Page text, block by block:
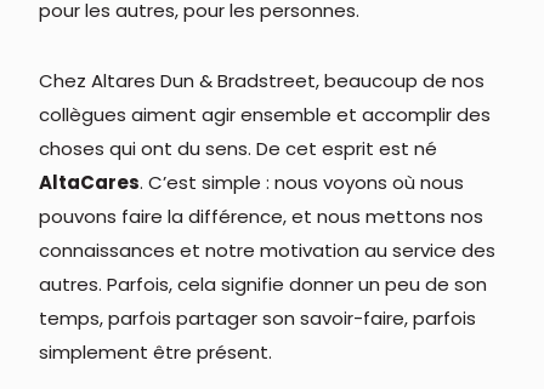
pour les autres, pour les personnes.
Chez Altares Dun & Bradstreet, beaucoup de nos
collègues aiment agir ensemble et accomplir des
choses qui ont du sens. De cet esprit est né
AltaCares. C’est simple : nous voyons où nous
pouvons faire la différence, et nous mettons nos
connaissances et notre motivation au service des
autres. Parfois, cela signifie donner un peu de son
temps, parfois partager son savoir-faire, parfois
simplement être présent.